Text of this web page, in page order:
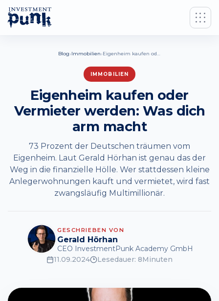
Blog›Immobilien› Eigenheim kaufen oder Vermieter werden: Was dich arm macht
IMMOBILIEN
Eigenheim kaufen oder
Vermieter werden: Was dich
arm macht
73 Prozent der Deutschen träumen vom
Eigenheim. Laut Gerald Hörhan ist genau das der
Weg in die finanzielle Hölle. Wer stattdessen kleine
Anlegerwohnungen kauft und vermietet, wird fast
zwangsläufig Multimillionär.
GESCHRIEBEN VON
Gerald Hörhan
CEO InvestmentPunk Academy GmbH
11.09.2024
Lesedauer: 8Minuten